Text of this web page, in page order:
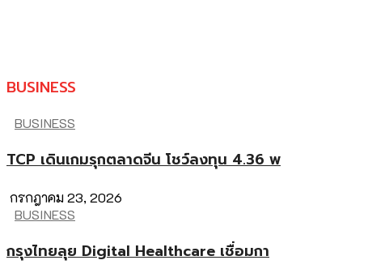
BUSINESS
BUSINESS
TCP เดินเกมรุกตลาดจีน โชว์ลงทุน 4.36 พ
กรกฎาคม 23, 2026
BUSINESS
กรุงไทยลุย Digital Healthcare เชื่อมกา